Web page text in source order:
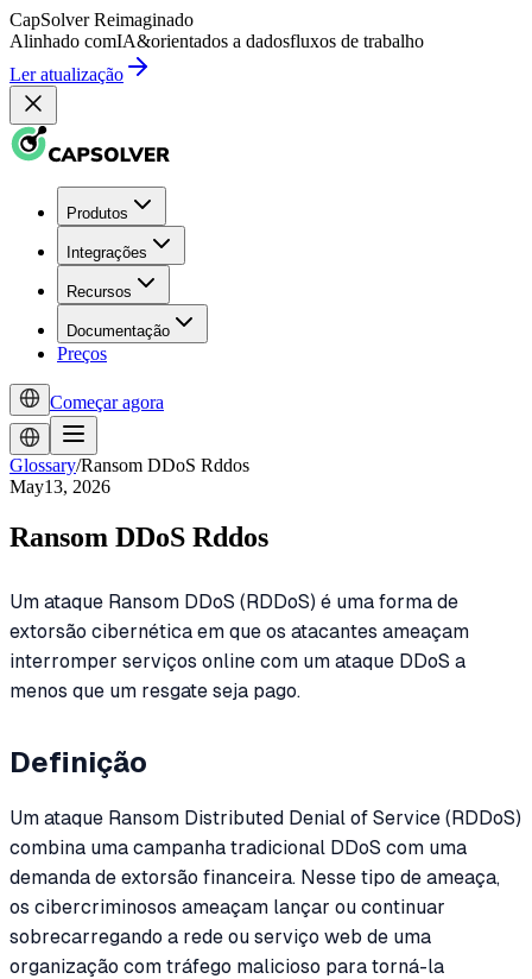
CapSolver Reimaginado
Alinhado comIA&orientados a dadosfluxos de trabalho
Ler atualização
Produtos
Integrações
Recursos
Documentação
Preços
Começar agora
Glossary/Ransom DDoS Rddos
May13, 2026
Ransom DDoS Rddos
Um ataque Ransom DDoS (RDDoS) é uma forma de
extorsão cibernética em que os atacantes ameaçam
interromper serviços online com um ataque DDoS a
menos que um resgate seja pago.
Definição
Um ataque Ransom Distributed Denial of Service (RDDoS)
combina uma campanha tradicional DDoS com uma
demanda de extorsão financeira. Nesse tipo de ameaça,
os cibercriminosos ameaçam lançar ou continuar
sobrecarregando a rede ou serviço web de uma
organização com tráfego malicioso para torná-la